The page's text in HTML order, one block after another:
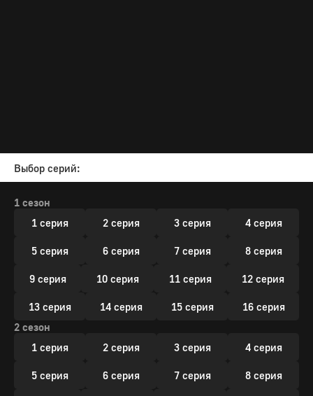
Выбор серий:
1 сезон
1 серия
2 серия 3 серия 4 серия
5 серия 6 серия 7 серия 8 серия
9 серия 10 серия 11 серия 12 серия
13 серия 14 серия 15 серия
16 серия
2 сезон
1 серия
2 серия 3 серия 4 серия
5 серия 6 серия 7 серия 8 серия